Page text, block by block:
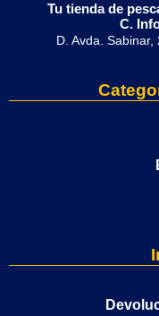
Tu tienda de
C.
D. Avda.